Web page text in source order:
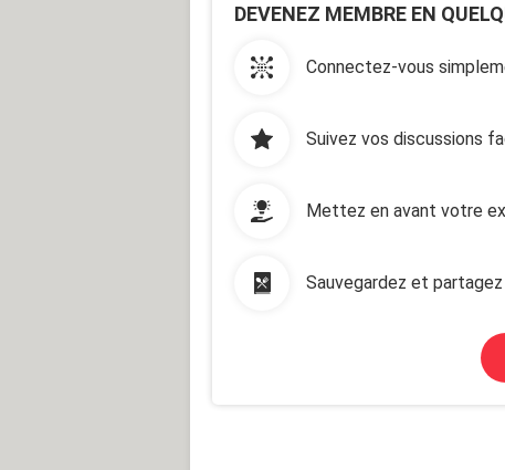
DEVENEZ MEMBRE EN
Connectez-vous
Suivez vos discussions
Mettez en avant votre
Sauvegardez et